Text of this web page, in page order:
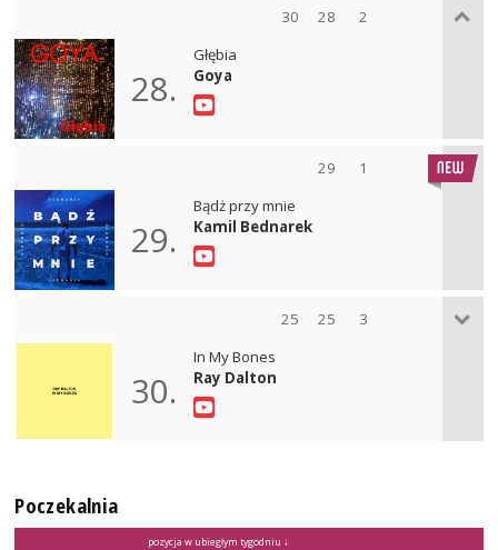
30 28 2
28.
Głębia
Goya
29 1
29.
Bądż przy mnie
Kamil Bednarek
25 25 3
30.
In My Bones
Ray Dalton
Poczekalnia
pozycja w ubiegłym tygodniu ↓